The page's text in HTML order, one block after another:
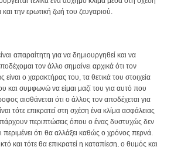
την ερωτική ζωή του ζευγαριού.
απαραίτητη για να δημιουργηθεί και να
τον άλλο σημαίνει αρχικά ότι τον
είναι ο χαρακτήρας του, τα θετικά του στοιχεία
και συμφωνώ να είμαι μαζί του για αυτό που
αισθάνεται ότι ο άλλος τον αποδέχεται για
τότε επικρατεί στη σχέση ένα κλίμα ασφάλειας
περιπτώσεις όπου ο ένας δυστυχώς δεν
περιμένει ότι θα αλλάξει καθώς ο χρόνος περνά.
και τότε θα επικρατεί η καταπίεση, ο θυμός και